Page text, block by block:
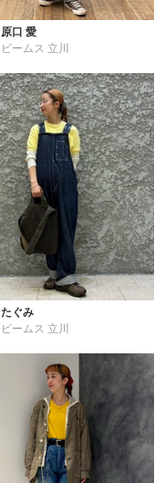
原口 愛
ビームス 立川
たぐみ
ビームス 立川